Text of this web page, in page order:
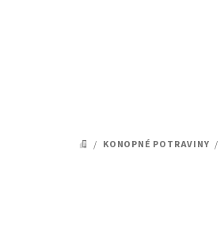
DOMŮ
/ KONOPNÉ POTRAVINY /